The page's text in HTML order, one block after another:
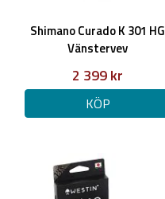
Shimano Curado K 301 HG
Vänstervev
2 399 kr
KÖP